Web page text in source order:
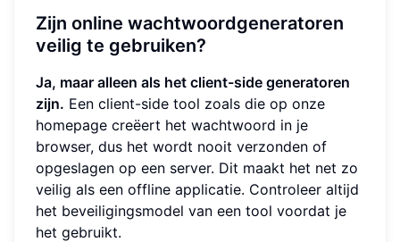
Zijn online wachtwoordgeneratoren
veilig te gebruiken?
Ja, maar alleen als het client-side generatoren
zijn. Een client-side tool zoals die op onze
homepage creëert het wachtwoord in je
browser, dus het wordt nooit verzonden of
opgeslagen op een server. Dit maakt het net zo
veilig als een offline applicatie. Controleer altijd
het beveiligingsmodel van een tool voordat je
het gebruikt.